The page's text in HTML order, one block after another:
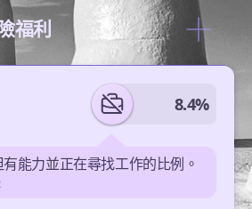
福利
8.4%
能力並正在尋找工作的比例。